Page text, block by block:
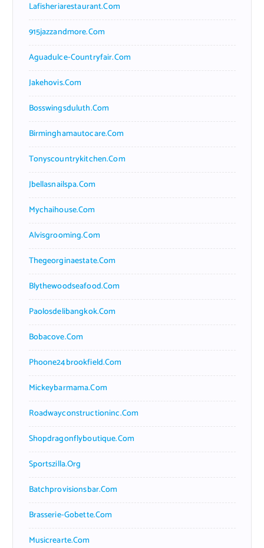
Lafisheriarestaurant.com
915jazzandmore.com
Aguadulce-Countryfair.com
Jakehovis.com
Bosswingsduluth.com
Birminghamautocare.com
Tonyscountrykitchen.com
Jbellasnailspa.com
Mychaihouse.com
Alvisgrooming.com
Thegeorginaestate.com
Blythewoodseafood.com
Paolosdelibangkok.com
Bobacove.com
Phoone24brookfield.com
Mickeybarmama.com
Roadwayconstructioninc.com
Shopdragonflyboutique.com
Sportszilla.org
Batchprovisionsbar.com
Brasserie-Gobette.com
Musicrearte.com